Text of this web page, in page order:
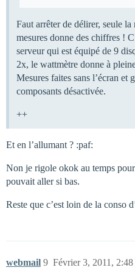
Faut arrêter de délirer, seule la
mesures donne des chiffres !
serveur qui est équipé de 9
2x, le wattmètre donne à
Mesures faites sans l’écran et
composants désactivée.
++
Et en l’allumant ? :paf:
Non je rigole okok au temps
pouvait aller si bas.
Reste que c’est loin de la conso
webmail Février 3, 2011, 2:48
9